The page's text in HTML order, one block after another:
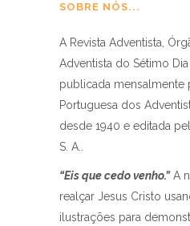
SOBRE NÓS...
A Revista Adventista,
Adventista do Sétimo
publicada mensalmente
Portuguesa dos
desde 1940 e editada
S. A..
“Eis que cedo venho.”A
realçar Jesus Cristo
ilustrações para